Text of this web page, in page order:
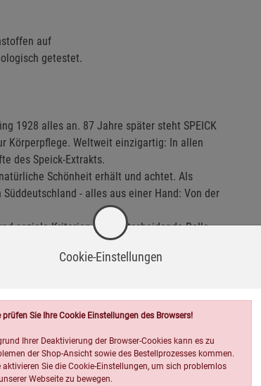
auf
getestet.
1928 alles an. 87 Jahre später steht SPEICK
Körperpflege. Weltweit einzigartig: In allen
des Speick-Extrakts.
Schönheit erhält und achtet. Als
- alles aus einer Hand: Von der
soziale Kriterien eine entscheidende Rolle.
um lange Transportwege zu
Deutschen Nachhaltigkeitspreis erhalten.
bei SPEICK Naturkosmetik höchste Priorität
als auch im Großen.
Cookie-Einstellungen
prüfen Sie Ihre Cookie Einstellungen des Browsers!
Ihrer Deaktivierung der Browser-Cookies kann es zu
der Shop-Ansicht sowie des Bestellprozesses kommen.
aktivieren Sie die Cookie-Einstellungen, um sich problemlos
Webseite zu bewegen.